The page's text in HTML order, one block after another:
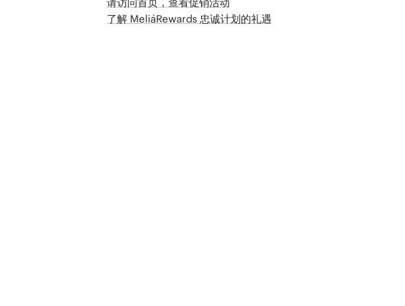
了解 MeliáRewards 忠诚计划的礼遇